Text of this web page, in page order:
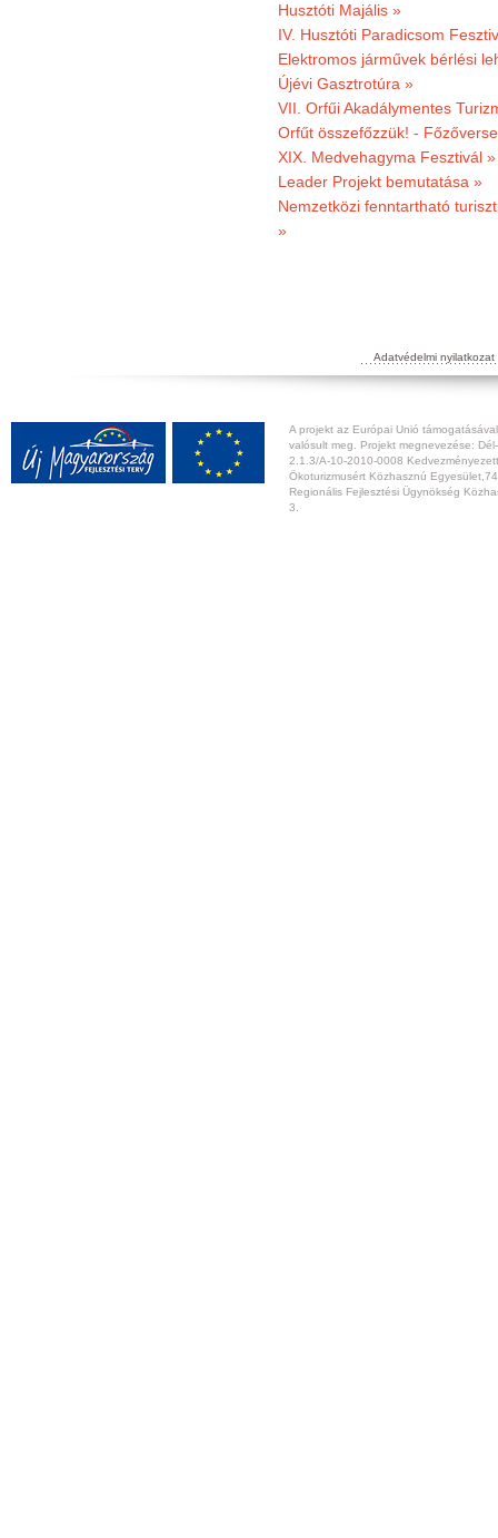
Husztóti Majális »
IV. Husztóti Paradicsom
Elektromos járművek bérlési
Újévi Gasztrotúra »
VII. Orfűi Akadálymentes
Orfűt összefőzzük! -
XIX. Medvehagyma Fesztivál »
Leader Projekt bemutatása »
Nemzetközi fenntartható
»
Adatvédelmi nyilatkozat
A projekt az Európai Unió
valósult meg. Projekt megnevezése:
2.1.3/A-10-2010-0008
Ökoturizmusért Közhasznú
Regionális Fejlesztési Ügynökség
3.